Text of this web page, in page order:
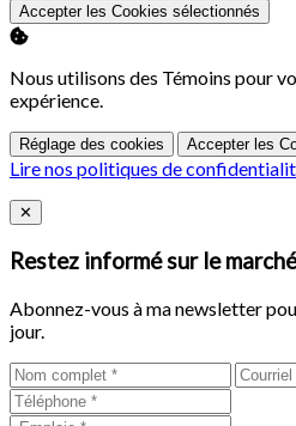
Accepter les Cookies sélectionnés
Nous utilisons des Témoins pour
expérience.
Réglage des cookies Accepter les
Lire nos politiques de
Close
✕
Restez informé sur le
Abonnez-vous à ma newsletter
jour.